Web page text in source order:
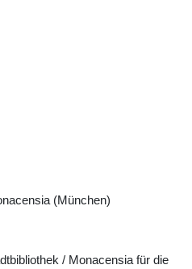
(München)
/ Monacensia für die